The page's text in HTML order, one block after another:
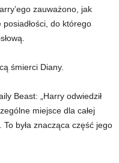
zauważono, jak
do którego
śmierci Diany.
Beast: „Harry odwiedził
miejsce dla całej
była znacząca część jego